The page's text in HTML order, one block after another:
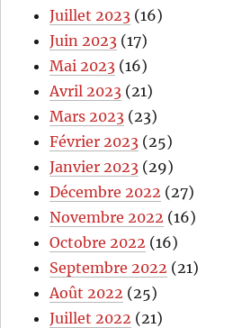
Juillet 2023 (16)
Juin 2023 (17)
Mai 2023 (16)
Avril 2023 (21)
Mars 2023 (23)
Février 2023 (25)
Janvier 2023 (29)
Décembre 2022 (27)
Novembre 2022 (16)
Octobre 2022 (16)
Septembre 2022 (21)
Août 2022 (25)
Juillet 2022 (21)